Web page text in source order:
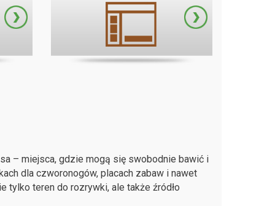
– miejsca, gdzie mogą się swobodnie bawić i
dla czworonogów, placach zabaw i nawet
tylko teren do rozrywki, ale także źródło